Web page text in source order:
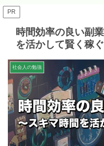
PR
時間効率の良い副
を活かして賢く稼
社会人の勉強